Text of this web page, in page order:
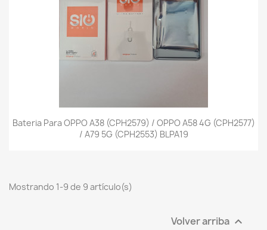
Bateria Para OPPO A38 (CPH2579) / OPPO A58 4G (CPH2577)
/ A79 5G (CPH2553) BLPA19
Mostrando 1-9 de 9 artículo(s)
Volver arriba 